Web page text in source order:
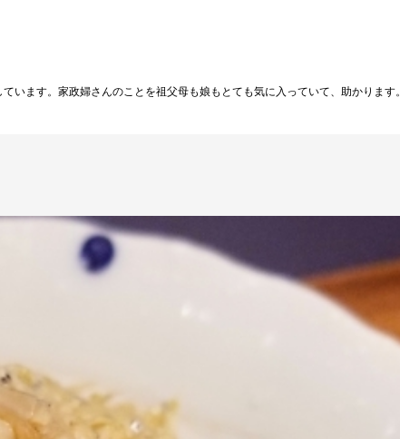
ます。家政婦さんのことを祖父母も娘もとても気に入っていて、助かります。